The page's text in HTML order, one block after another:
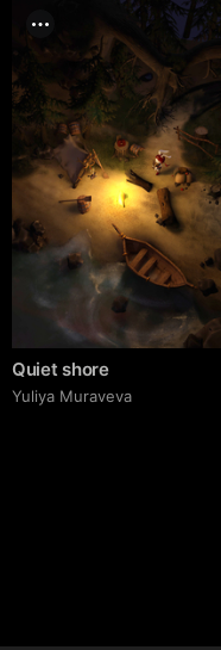
Quiet shore
Yuliya Muraveva